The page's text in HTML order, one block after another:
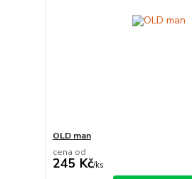
OLD man
cena od
245 Kč/ks